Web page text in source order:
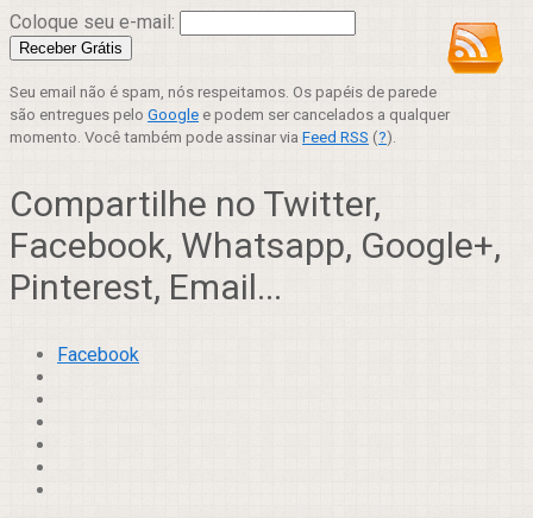
Coloque seu e-mail:
Seu email não é spam, nós respeitamos. Os papéis de parede
são entregues pelo Google e podem ser cancelados a qualquer
momento. Você também pode assinar via Feed RSS (?).
Compartilhe no Twitter,
Facebook, Whatsapp, Google+,
Pinterest, Email...
Facebook